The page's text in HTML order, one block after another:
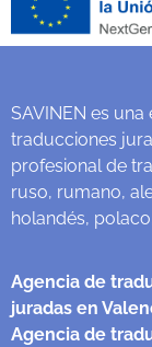
SAVINEN es
traducciones
profesional de
ruso, rumano,
holandés,
Agencia de
juradas en
Agencia de